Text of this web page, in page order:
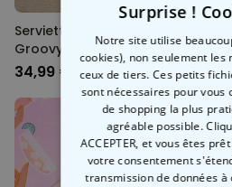
Serviette personnalisée
Groovy avec texte
34,99 €
Surprise !
Notre site utilise
cookies), non seulement les
ceux de tiers. Ces petits
sont nécessaires pour
de shopping la plus
agréable possible.
ACCEPTER, et vous êtes
votre consentement
transmission de données